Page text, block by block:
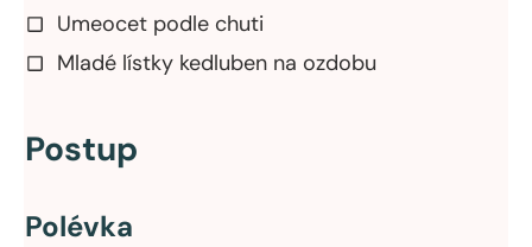
Umeocet podle chuti
Mladé lístky kedluben na ozdobu
Postup
Polévka